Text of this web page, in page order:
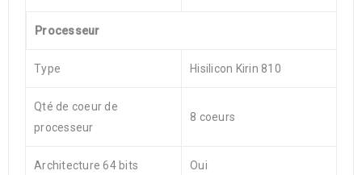
Processeur
Type Hisilicon Kirin 810
Qté de coeur de
processeur
8 coeurs
Architecture 64 bits Oui